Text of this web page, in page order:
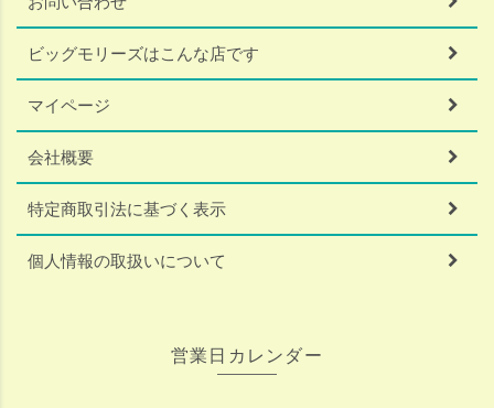
ビッグモリーズはこんな店です
マイページ
会社概要
特定商取引法に基づく表示
個人情報の取扱いについて
営業日カレンダー